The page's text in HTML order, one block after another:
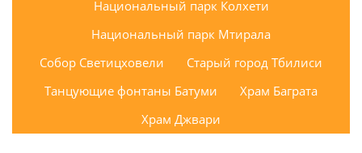
Национальный парк Колхети
Национальный парк Мтирала
Собор Светицховели
Старый город Тбилиси
Танцующие фонтаны Батуми
Храм Баграта
Храм Джвари